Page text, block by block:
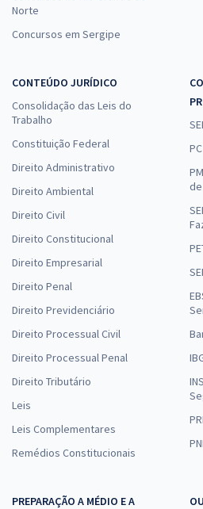
nas provas da Consulplan, já que é
aprendido em prática e garantir
abordados nas provas.
O Gran oferece aos seus alunos
na qual você pode realizar
A fim de facilitar a sua rotina de
e
profissionais e especialistas no
videoaulas, apostilas, materiais de
garantir a sua preparação.
Norte
Concursos em Sergipe
CONTEÚDO JURÍDICO
Consolidação das Leis do
Trabalho
Constituição Federal
Direito Administrativo
Direito Ambiental
Direito Civil
Direito Constitucional
Direito Empresarial
Direito Penal
Direito Previdenciário
Direito Processual Civil
Direito Processual Penal
Direito Tributário
Leis
Leis Complementares
Remédios Constitucionais
PREPARAÇÃO A MÉDIO E A